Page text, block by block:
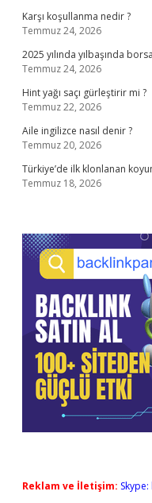
Karşı koşullanma nedir ?
Temmuz 24, 2026
2025 yılında yılbaşında
Temmuz 24, 2026
Hint yağı saçı gürleştirir mi ?
Temmuz 22, 2026
Aile ingilizce nasıl denir ?
Temmuz 20, 2026
Türkiye’de ilk klonlanan
Temmuz 18, 2026
Reklam ve İletişim: